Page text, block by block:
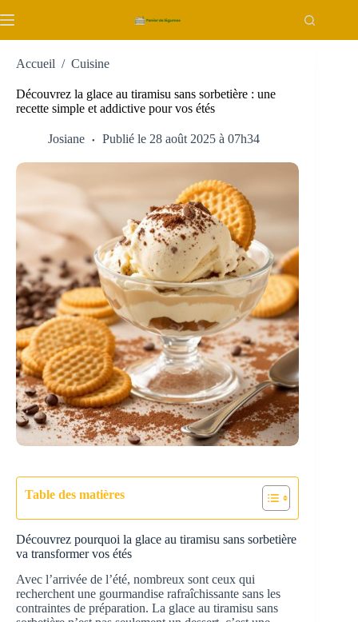
au
Accueil / Cuisine
Découvrez la glace au tiramisu sans sorbetière : une
recette simple et addictive pour vos étés
Josiane Publié le 28 août 2025 à 07h34
Table des matières
Découvrez pourquoi la glace au tiramisu sans sorbetière
va transformer vos étés
Avec l’arrivée de l’été, nombreux sont ceux qui
recherchent une gourmandise rafraîchissante sans les
contraintes de préparation. La glace au tiramisu sans